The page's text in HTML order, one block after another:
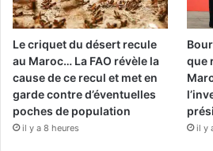
Le criquet du désert recule
au Maroc… La FAO révèle la
cause de ce recul et met en
garde contre d’éventuelles
poches de population
il y a 8 heures
que
il y